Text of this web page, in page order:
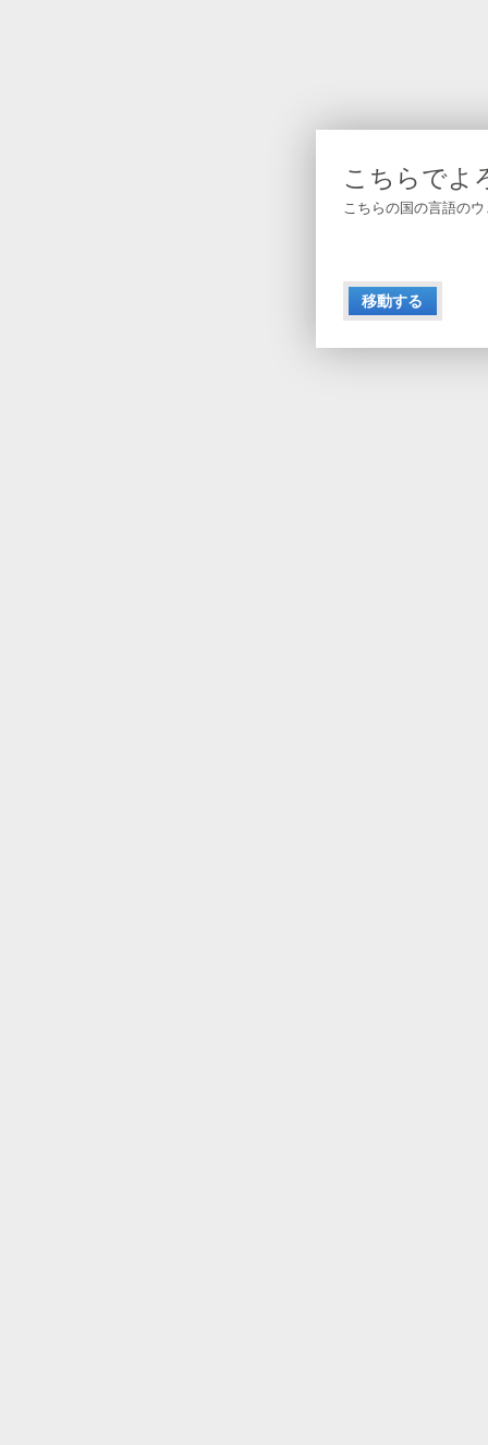
こちらでよ
こちらの国の言語の
移動する